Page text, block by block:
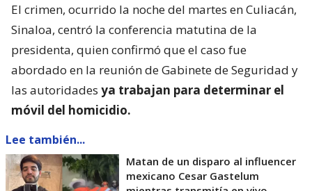
El crimen, ocurrido la noche del martes en Culiacán,
Sinaloa, centró la conferencia matutina de la
presidenta, quien confirmó que el caso fue
abordado en la reunión de Gabinete de Seguridad y
las autoridades ya trabajan para determinar el
móvil del homicidio.
Lee también...
Matan de un disparo al influencer
mexicano Cesar Gastelum